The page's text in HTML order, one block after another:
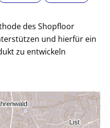
des Shopfloor
und hierfür ein
zu entwickeln